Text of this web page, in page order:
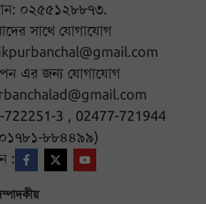
০২৫৫১২৮৮৭৩.
সাথে যোগাযোগ
এর জন্য যোগাযোগ
3 , 02477-721944
৮৮৪৪৯৯)
: